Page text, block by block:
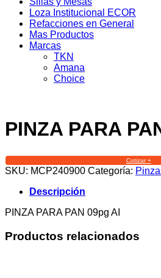
Loza Institucional ECOR
Refacciones en General
Mas Productos
Marcas
TKN
Amana
Choice
PINZA PARA
Cotizar +
SKU: MCP240900 Categoría:
Descripción
PINZA PARA PAN 09pg AI
Productos relacionados